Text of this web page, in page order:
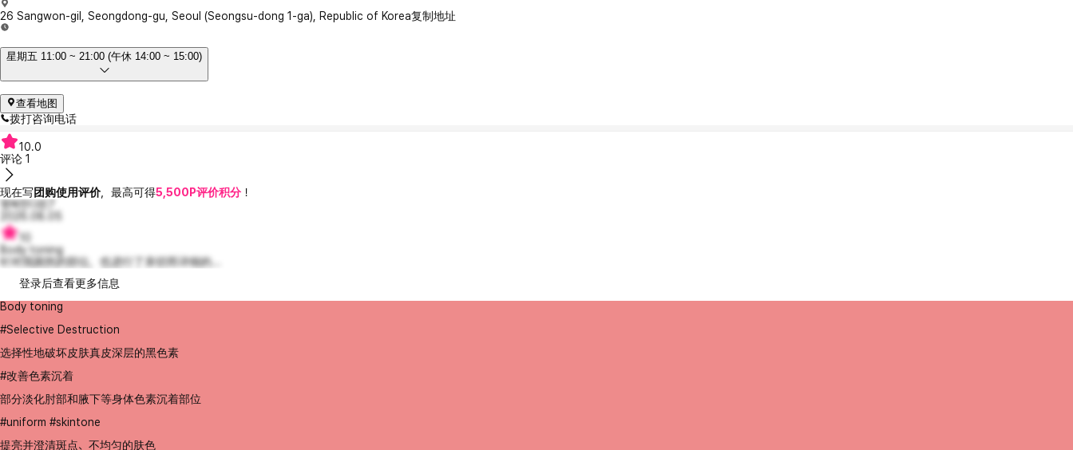
26 Sangwon-gil, Seongdong-gu, Seoul (Seongsu-dong 1-ga), Republic of Korea复制地址
星期五 11:00 ~ 21:00 (午休 14:00 ~ 15:00)
查看地图
拨打咨询电话
10.0
评论 1
现在写团购使用评价，最高可得5,500P评价积分 ！
행복한다윈7
2026.08.05
10
Body toning
针对我困扰的部位，也进行了亲切而详细的...
登录后查看更多信息
Body toning
#Selective Destruction
选择性地破坏皮肤真皮深层的黑色素
#改善色素沉着
部分淡化肘部和腋下等身体色素沉着部位
#uniform #skintone
提亮并澄清斑点、不均匀的肤色